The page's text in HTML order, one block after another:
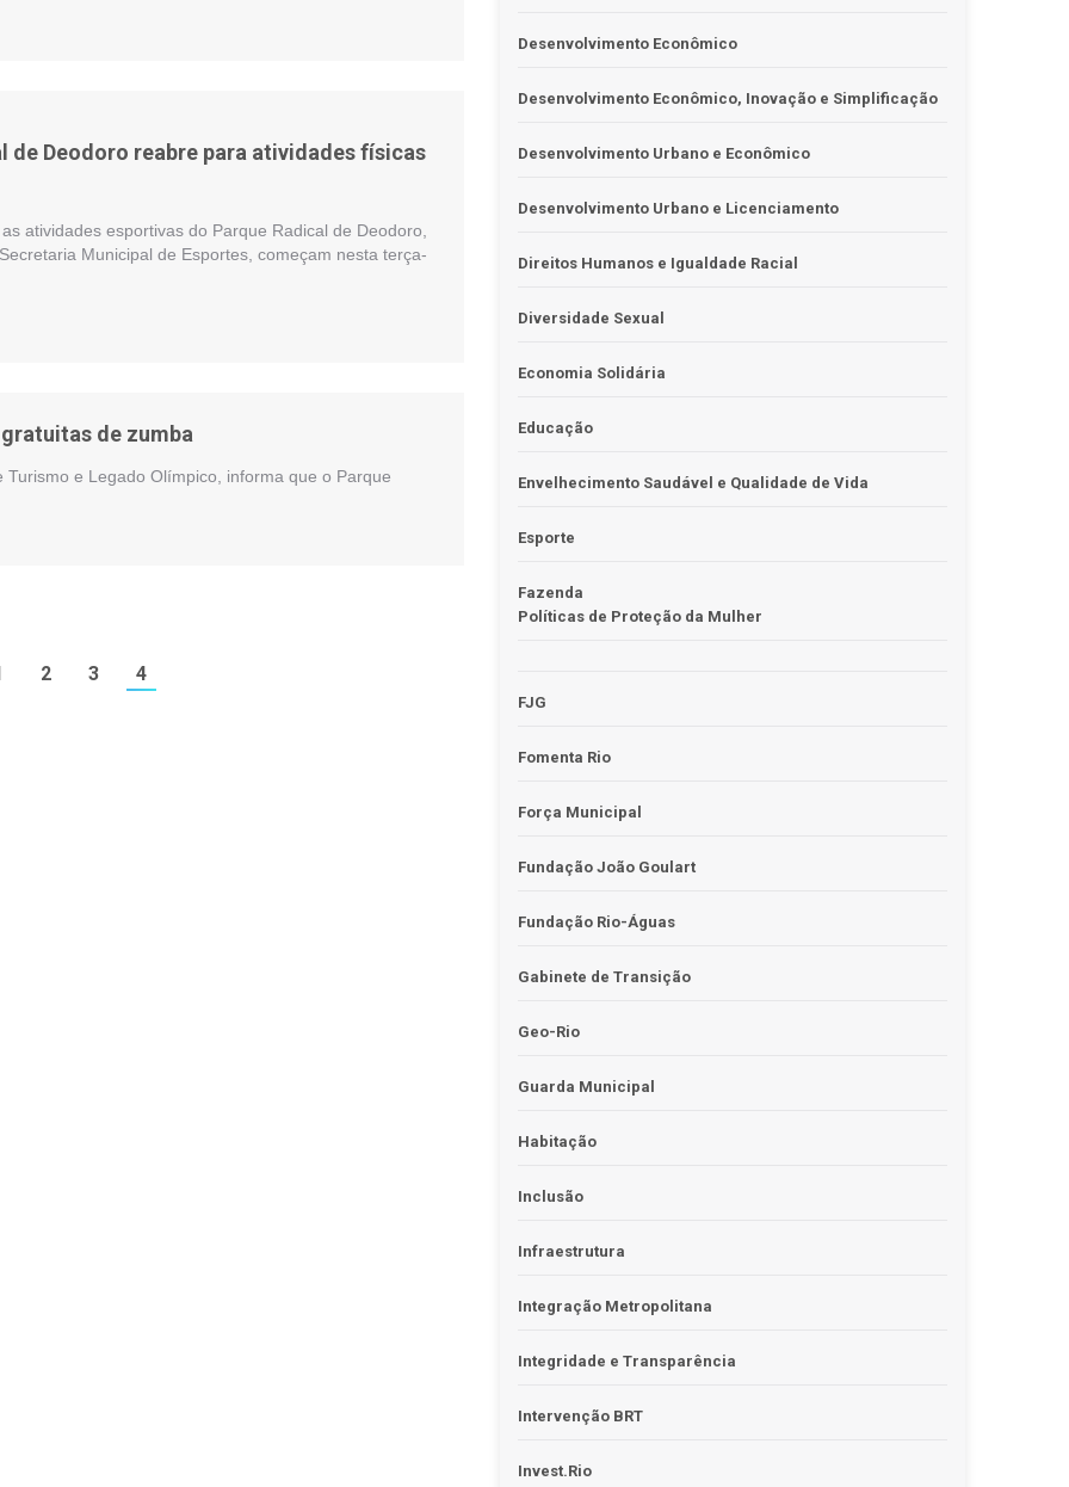
de Deodoro reabre para atividades físicas
atividades esportivas do Parque Radical de Deodoro,
Municipal de Esportes, começam nesta terça-
de zumba
e Legado Olímpico, informa que o Parque
2 3 4
Desenvolvimento Econômico
Desenvolvimento Econômico, Inovação e Simplificação
Desenvolvimento Urbano e Econômico
Desenvolvimento Urbano e Licenciamento
Direitos Humanos e Igualdade Racial
Diversidade Sexual
Economia Solidária
Educação
Envelhecimento Saudável e Qualidade de Vida
Esporte
Fazenda
Políticas de Proteção da Mulher
FJG
Fomenta Rio
Força Municipal
Fundação João Goulart
Fundação Rio-Águas
Gabinete de Transição
Geo-Rio
Guarda Municipal
Habitação
Inclusão
Infraestrutura
Integração Metropolitana
Integridade e Transparência
Intervenção BRT
Invest.Rio